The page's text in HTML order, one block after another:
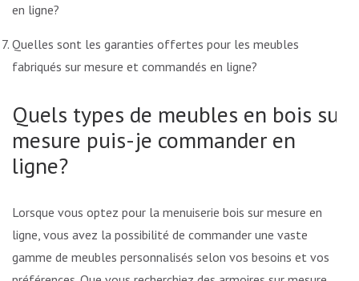
en ligne?
Quelles sont les garanties offertes pour les meubles
fabriqués sur mesure et commandés en ligne?
Quels types de meubles en bois sur
mesure puis-je commander en
ligne?
Lorsque vous optez pour la menuiserie bois sur mesure en
ligne, vous avez la possibilité de commander une vaste
gamme de meubles personnalisés selon vos besoins et vos